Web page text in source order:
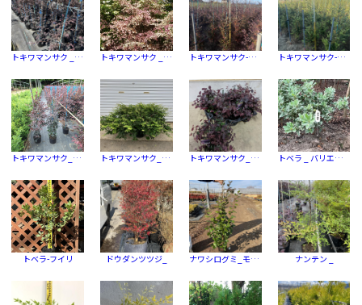
トキワマンサク _ アカハ、アカハナ (赤葉，赤花) トキワマンサク _ アマノガワ トキワマンサク-アカハ、アカハナ (赤葉，赤花) トキワマンサク-シロハナ (白花)
トキワマンサク_アカハ、アカハナ (赤葉，赤花) トキワマンサク_シロハナ (白花) トキワマンサク_プラムゴージャス トベラ _ バリエガータ（フイリ）
トベラ-フイリ ドウダンツツジ_ ナワシログミ_モンロー®︎ ナンテン _